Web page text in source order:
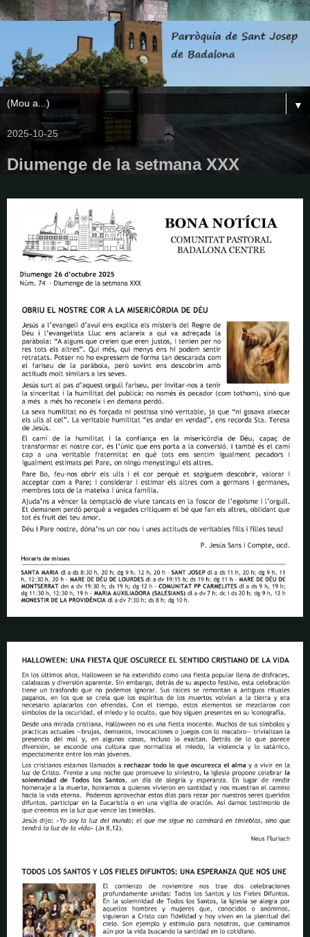
▼
2025-10-25
Diumenge de la setmana XXX